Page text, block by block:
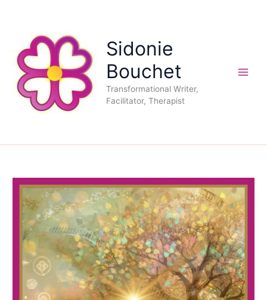
Sidonie
Bouchet
Transformational Writer,
Facilitator, Therapist